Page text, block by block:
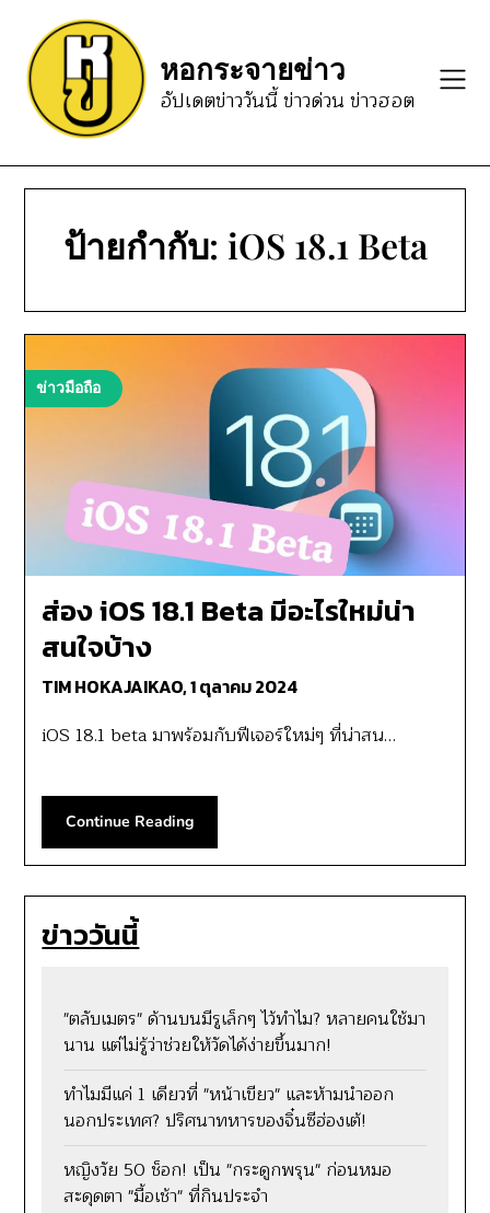
content
หอกระจายข่าว
อัปเดตข่าววันนี้ ข่าวด่วน ข่าวฮอต
ป้ายกำกับ: iOS 18.1 Beta
ข่าวมือถือ
ส่อง iOS 18.1 Beta มีอะไรใหม่น่า
สนใจบ้าง
TIM HOKAJAIKAO,1 ตุลาคม 2024
iOS 18.1 beta มาพร้อมกับฟีเจอร์ใหม่ๆ ที่น่าสน…
Continue Reading
ข่าววันนี้
"ตลับเมตร" ด้านบนมีรูเล็กๆ ไว้ทำไม? หลายคนใช้มา
นาน แต่ไม่รู้ว่าช่วยให้วัดได้ง่ายขึ้นมาก!
ทำไมมีแค่ 1 เดียวที่ "หน้าเขียว" และห้ามนำออก
นอกประเทศ? ปริศนาทหารของจิ๋นซีฮ่องเต้!
หญิงวัย 50 ช็อก! เป็น "กระดูกพรุน" ก่อนหมอ
สะดุดตา "มื้อเช้า" ที่กินประจำ